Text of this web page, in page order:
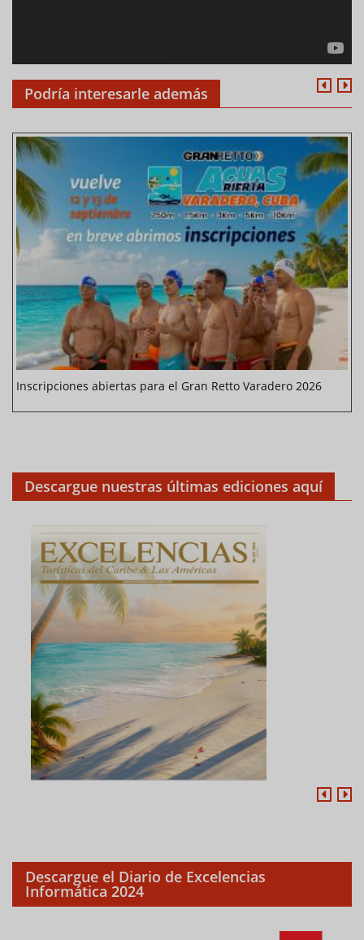
Podría interesarle además
Inscripciones abiertas para el Gran Retto Varadero 2026
Descargue nuestras últimas ediciones aquí
Descargue el Diario de Excelencias
Informática 2024